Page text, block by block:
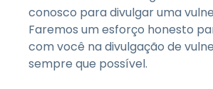
conosco para divulgar uma
Faremos um esforço honesto
com você na divulgação de
sempre que possível.